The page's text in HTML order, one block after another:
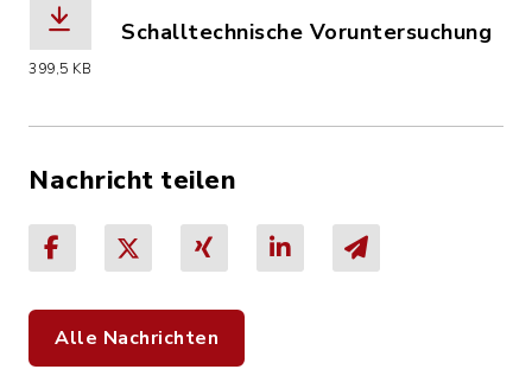
399,5 KB
Schalltechnische Voruntersuchung
Nachricht teilen
Alle Nachrichten